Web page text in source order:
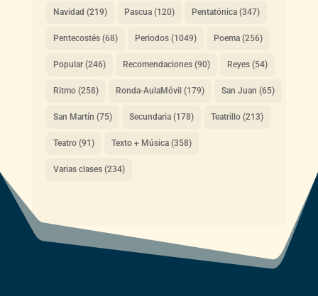
Navidad (219) Pascua(120) Pentatónica(347)
Pentecostés(68) Periodos(1049) Poema(256)
Popular(246) Recomendaciones(90) Reyes(54)
Ritmo(258) Ronda-AulaMóvil (179) San Juan (65)
San Martín (75) Secundaria(178) Teatrillo(213)
Teatro(91) Texto + Música(358)
Varias clases(234)